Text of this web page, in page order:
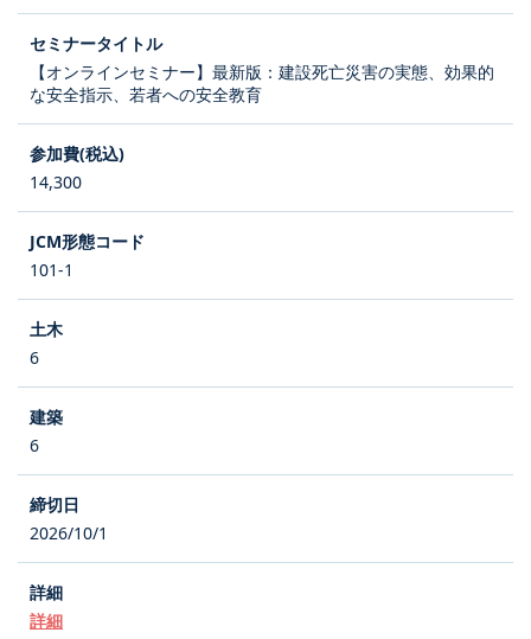
【オンラインセミナー】最新版：建設死亡災害の実態、効果的
な安全指示、若者への安全教育
14,300
101-1
6
6
2026/10/1
詳細